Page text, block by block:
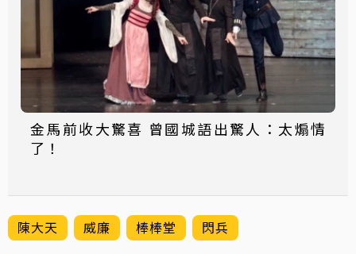
金馬前收大驚喜 曾國城語出驚人：太煽情
了！
陳大天 威廉 棒棒堂 閃兵